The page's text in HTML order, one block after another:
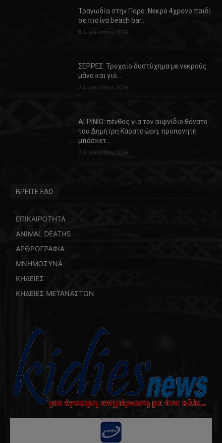
Τραγωδία στην Πάρο: Νεκρό 4χρονο παιδί
σε πισίνα beach bar…
8 Αυγούστου, 2026
ΣΕΡΡΕΣ: Τροχαίο δυστύχημα με νεκρούς
μάνα και γιό…
7 Αυγούστου, 2026
ΑΓΡΙΝΙΟ: πένθος για τον αιφνίδιο θάνατο
του Δημήτρη Καρατσώρη, προπονητή
μπάσκετ…
7 Αυγούστου, 2026
ΒΡΕΙΤΕ ΕΔΩ
ΕΠΙΚΑΙΡΟΤΗΤΑ
ANIMAL DEATHS
ΑΡΘΡΟΓΡΑΦΙΑ
ΜΝΗΜΟΣΥΝΑ
ΚΗΔΕΙΕΣ
ΚΗΔΕΙΕΣ ΜΕΤΑΝΑΣΤΩΝ